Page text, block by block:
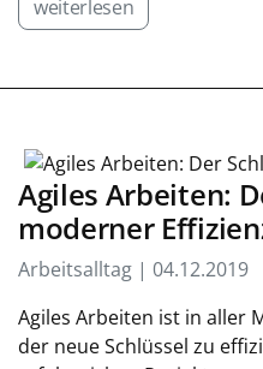
weiterlesen
Agiles Arbeiten:
moderner
Arbeitsalltag | 04.12.2019
Agiles Arbeiten ist in aller
der neue Schlüssel zu